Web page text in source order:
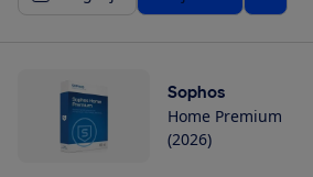
Sophos
Home Premium
(2026)